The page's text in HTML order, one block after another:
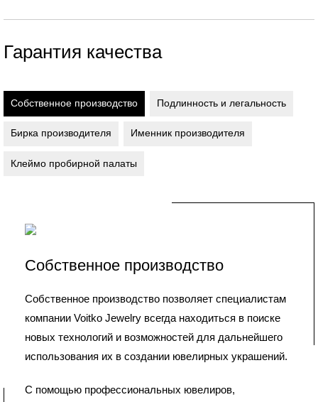
Гарантия качества
Собственное производство Подлинность и легальность
Бирка производителя Именник производителя
Клеймо пробирной палаты
Собственное производство
Собственное производство позволяет специалистам
компании Voitko Jewelry всегда находиться в поиске
новых технологий и возможностей для дальнейшего
использования их в создании ювелирных украшений.
С помощью профессиональных ювелиров,